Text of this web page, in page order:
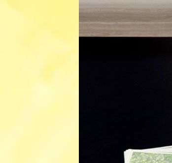
日
時
: